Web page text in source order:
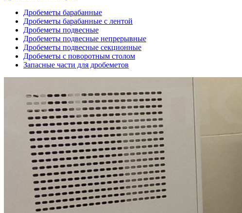
Дробеметы барабанные
Дробеметы барабанные с лентой
Дробеметы подвесные
Дробеметы подвесные непрерывные
Дробеметы подвесные секционные
Дробеметы с поворотным столом
Запасные части для дробеметов